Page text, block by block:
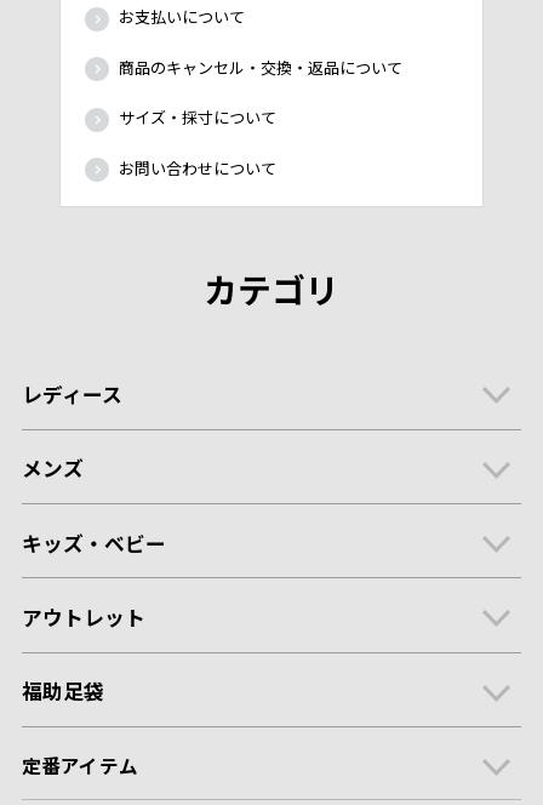
お支払いについて
商品のキャンセル・交換・返品について
サイズ・採寸について
お問い合わせについて
カテゴリ
レディース
メンズ
キッズ・ベビー
アウトレット
福助足袋
定番アイテム